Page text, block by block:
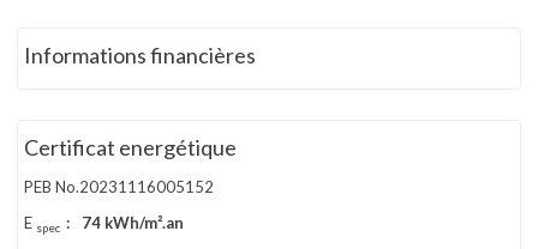
Informations financières
Certificat energétique
PEB No.20231116005152
E spec : 74 kWh/m².an